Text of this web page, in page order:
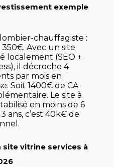
exemple
chauffagiste :
Avec un site
localement (SEO +
il décroche 4
par mois en
Soit 1400€ de CA
Le site à
en moins de 6
ans, c’est 40k€ de
site vitrine services à